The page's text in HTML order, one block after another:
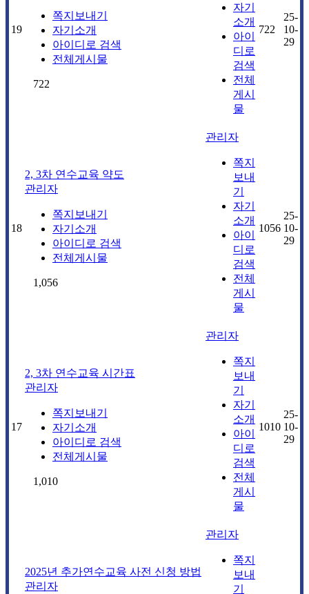
19
쪽지보내기
자기소개
아이디로 검색
전체게시물
722
자기
소개
아이
디로
검색
전체
게시
물
722
25-
10-
29
18
2, 3차 연수교육 약도
관리자
쪽지보내기
자기소개
아이디로 검색
전체게시물
1,056
관리자
쪽지
보내
기
자기
소개
아이
디로
검색
전체
게시
물
1056
25-
10-
29
17
2, 3차 연수교육 시간표
관리자
쪽지보내기
자기소개
아이디로 검색
전체게시물
1,010
관리자
쪽지
보내
기
자기
소개
아이
디로
검색
전체
게시
물
1010
25-
10-
29
2025년 추가연수교육 사전 신청 방법
관리자
관리자
쪽지
보내
기